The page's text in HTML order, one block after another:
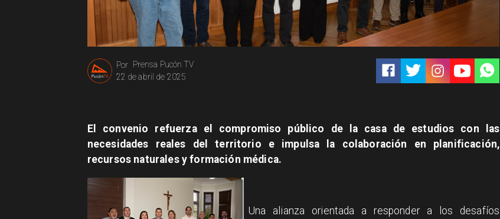
Prensa Pucón TV
Por
22 de abril de 2025
El convenio refuerza el compromiso público de la casa de estudios con las
necesidades reales del territorio e impulsa la colaboración en planificación,
recursos naturales y formación médica.
Una alianza orientada a responder a los desafíos